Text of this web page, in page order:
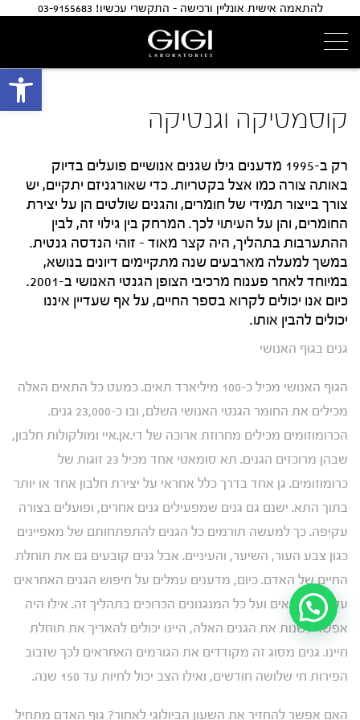
להתאמה אישית אונליין ורכישה - התקשרי עכשיו! 03-9155683
קוסמטיקה וגנטיקה
רק ב-1995 מדענים גילו שגנים אנושיים פועלים בדיוק
באותה צורה כמו אצל בקטריות. כדי שאורגניזם יתקיים, יש
צורך בייצור תמידי של חומרים, והגנים שולטים הן על יצירת
החומרים, והן על העיתוי לכך. המרחק בין גילוי זה, לבין
ההתערבות בתהליך, היה קצר מאוד – זוהי הנדסה גנטית.
במשך למעלה מארבעים שנה מתקיימים דיונים בנושא,
במיוחד לאחר פענוח מרכיבי הצופן הגנטי האנושי ב-2001.
כיום אנו יכולים לקרוא בספר החיים, על אף שעדיין איננו
יכולים להבין אותו.
גנים בגוף האנושי
הגוף האנושי מכיל כ-100 מיליארד תאים. כמעט כל התאים האלה
מכילים את החומר הגנטי האנושי השלם, ובו כ-23,000 גנים.
הכרומוזומים מכילים מחרוזת ארוכה של די.אן.איי ומולקולות חלבון,
שבהן מרוכזים הגנים. תא סומאטי אחד מכיל 23 זוגות של
כרומוזומים. גן אחד בדרך כלל אחראי על יצירת חלבון אחד או יותר
בתוך התא. ישנם גם גנים שמפעילים גנים אחרים, ופועלים בצורה
עקיפה. כך למעשה תורמים כל הגנים להתפתחותם של מאפיינים
כגון צבע העור, השיער, והעיניים. אבל גנים קובעים גם את תוחלת
החיים של האדם. כיום, מדענים עמלים על חיפוש הגנים האחראים
על מות התאים ועל כל המנגנונים הכרוכים בתהליך זה. אילו היה
אפשר לשנות את הגנים האלה, היינו יכולים להאריך את תוחלת
חיינו. גנים מסוג זה מקודדים את הגורמים האחראים לכך שזבוב
הפירות חי שלושה חודשים, ואילו הצב יכול לחיות עד 150 שנה.
האם אפשר להחזיר את השעון הביולוגי לאחור? גוף האדם מתחיל